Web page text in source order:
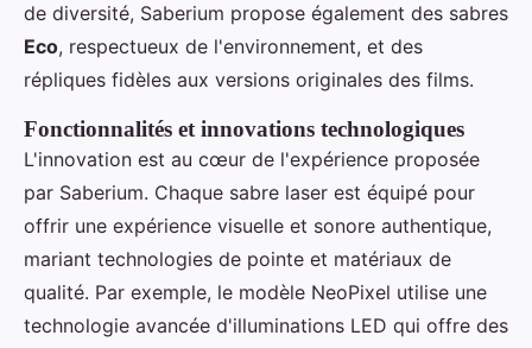
de diversité, Saberium propose également des sabres
Eco, respectueux de l'environnement, et des
répliques fidèles aux versions originales des films.
Fonctionnalités et innovations technologiques
L'innovation est au cœur de l'expérience proposée
par Saberium. Chaque sabre laser est équipé pour
offrir une expérience visuelle et sonore authentique,
mariant technologies de pointe et matériaux de
qualité. Par exemple, le modèle NeoPixel utilise une
technologie avancée d'illuminations LED qui offre des